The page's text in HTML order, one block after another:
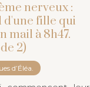
nerveux :
d'une fille qui
mail à 8h47.
2)
d’Éléa.